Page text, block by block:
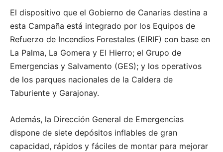
El dispositivo que el Gobierno de Canarias destina a
esta Campaña está integrado por los Equipos de
Refuerzo de Incendios Forestales (EIRIF) con base en
La Palma, La Gomera y El Hierro; el Grupo de
Emergencias y Salvamento (GES); y los operativos
de los parques nacionales de la Caldera de
Taburiente y Garajonay.
Además, la Dirección General de Emergencias
dispone de siete depósitos inflables de gran
capacidad, rápidos y fáciles de montar para mejorar